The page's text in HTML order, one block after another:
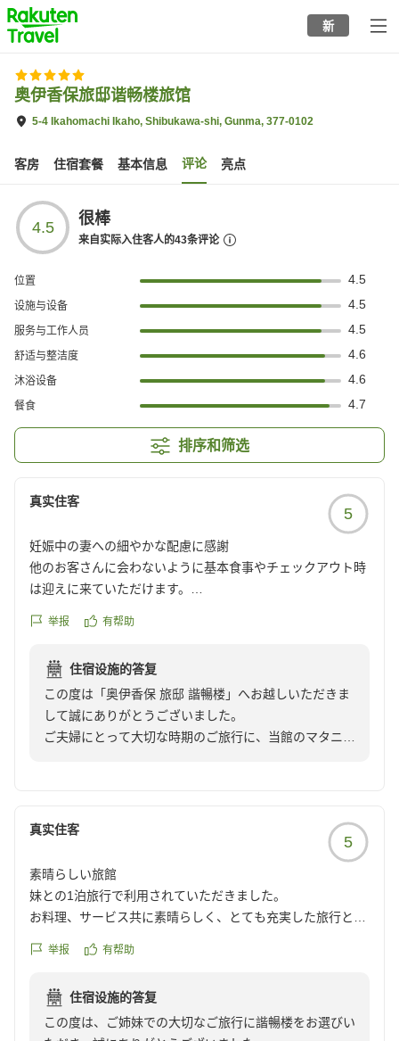
to
top
page
新
奥伊香保旅邸谐畅楼旅馆
5-4 Ikahomachi Ikaho, Shibukawa-shi, Gunma, 377-0102
客房 住宿套餐 基本信息 评论 亮点
4.5 很棒
来自实际入住客人的43条评论
位置 4.5
设施与设备 4.5
服务与工作人员 4.5
舒适与整洁度 4.6
沐浴设备 4.6
餐食 4.7
排序和筛选
真实住客
5
妊娠中の妻への細やかな配慮に感謝
他のお客さんに会わないように基本食事やチェックアウト時
は迎えに来ていただけます。
なりました
https://review.travel.rakuten.co.jp/hotel/voice/80625?
reviewId=33123478464449
举报 有帮助
住宿设施的答复
この度は「奥伊香保 旅邸 諧暢楼」へお越しいただきま
して誠にありがとうございました。
ご夫婦にとって大切な時期のご旅行に、当館のマタニテ
ご滞在中は、ごゆっくりとお過ごしいただき、また、奥
様にも安心してお過ごしいただけたご様子を伺い、スタ
ッフ一同大変嬉しく拝読いたしました。
お食事やチェックアウトの際のご案内につきましても、
温かいお言葉をお寄せいただきありがとうございます。
よう心掛けておりますので、そのように感じていただけ
どうぞお身体を大切に、健やかな日々をお過ごしくださ
いませ。
真实住客
5
素晴らしい旅館
妹との1泊旅行で利用されていただきました。
お料理、サービス共に素晴らしく、とても充実した旅行とな
お料理は、季節感があり、どれもおいしく、提供されるタイ
また接客は、お食事処への案内なども気持ちの良いものでし
た。
举报 有帮助
住宿设施的答复
この度は、ご姉妹での大切なご旅行に諧暢楼をお選びい